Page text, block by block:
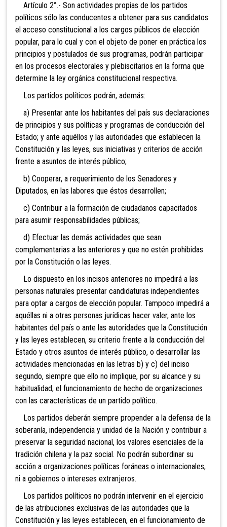
Artículo 2°.- Son actividades propias de los partidos
políticos sólo las conducentes a obtener para sus candidatos
el acceso constitucional a los cargos públicos de elección
popular, para lo cual y con el objeto de poner en práctica los
principios y postulados de sus programas, podrán participar
en los procesos electorales y plebiscitarios en la forma que
determine la ley orgánica constitucional respectiva.
Los partidos políticos podrán, además:
a) Presentar ante los habitantes del país sus declaraciones
de principios y sus políticas y programas de conducción del
Estado; y ante aquéllos y las autoridades que establecen la
Constitución y las leyes, sus iniciativas y criterios de acción
frente a asuntos de interés público;
b) Cooperar, a requerimiento de los Senadores y
Diputados, en las labores que éstos desarrollen;
c) Contribuir a la formación de ciudadanos capacitados
para asumir responsabilidades públicas;
d) Efectuar las demás actividades que sean
complementarias a las anteriores y que no estén prohibidas
por la Constitución o las leyes.
Lo dispuesto en los incisos anteriores no impedirá a las
personas naturales presentar candidaturas independientes
para optar a cargos de elección popular. Tampoco impedirá a
aquéllas ni a otras personas jurídicas hacer valer, ante los
habitantes del país o ante las autoridades que la Constitución
y las leyes establecen, su criterio frente a la conducción del
Estado y otros asuntos de interés público, o desarrollar las
actividades mencionadas en las letras b) y c) del inciso
segundo, siempre que ello no implique, por su alcance y su
habitualidad, el funcionamiento de hecho de organizaciones
con las características de un partido político.
Los partidos deberán siempre propender a la defensa de la
soberanía, independencia y unidad de la Nación y contribuir a
preservar la seguridad nacional, los valores esenciales de la
tradición chilena y la paz social. No podrán subordinar su
acción a organizaciones políticas foráneas o internacionales,
ni a gobiernos o intereses extranjeros.
Los partidos políticos no podrán intervenir en el ejercicio
de las atribuciones exclusivas de las autoridades que la
Constitución y las leyes establecen, en el funcionamiento de